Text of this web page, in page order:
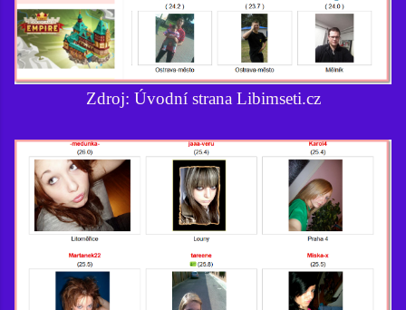
Zdroj: Úvodní strana Libimseti.cz